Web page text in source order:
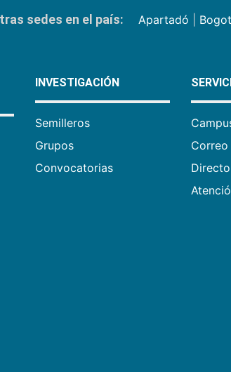
sedes en el país: Apartadó
INVESTIGACIÓN
Semilleros
Grupos
Convocatorias
Correo